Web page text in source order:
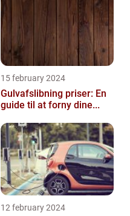
15 february 2024
Gulvafslibning priser: En
guide til at forny dine...
12 february 2024